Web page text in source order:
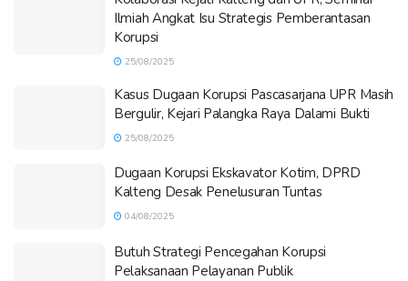
Ilmiah Angkat Isu Strategis Pemberantasan
Korupsi
25/08/2025
Kasus Dugaan Korupsi Pascasarjana UPR Masih
Bergulir, Kejari Palangka Raya Dalami Bukti
25/08/2025
Dugaan Korupsi Ekskavator Kotim, DPRD
Kalteng Desak Penelusuran Tuntas
04/08/2025
Butuh Strategi Pencegahan Korupsi
Pelaksanaan Pelayanan Publik